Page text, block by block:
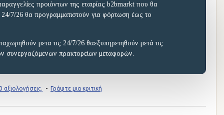
προιόντων της εταιρίας b2bmarkt που θα
7/26 θα προγραμματιστούν για φόρτωση έως το
μετα τις 24/7/26 θαεξυπηρετηθούν μετά τις
συνεργαζόμενων πρακτορείων μεταφορών.
- Γράψτε μια κριτική